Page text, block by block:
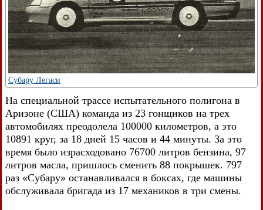
Субару Легаси
На специальной трассе испытательного полигона в
Аризоне (США) команда из 23 гонщиков на трех
автомобилях преодолела 100000 километров, а это
10891 круг, за 18 дней 15 часов и 44 минуты. За это
время было израсходовано 76700 литров бензина, 97
литров масла, пришлось сменить 88 покрышек. 797
раз «Субару» останавливался в боксах, где машины
обслуживала бригада из 17 механиков в три смены.